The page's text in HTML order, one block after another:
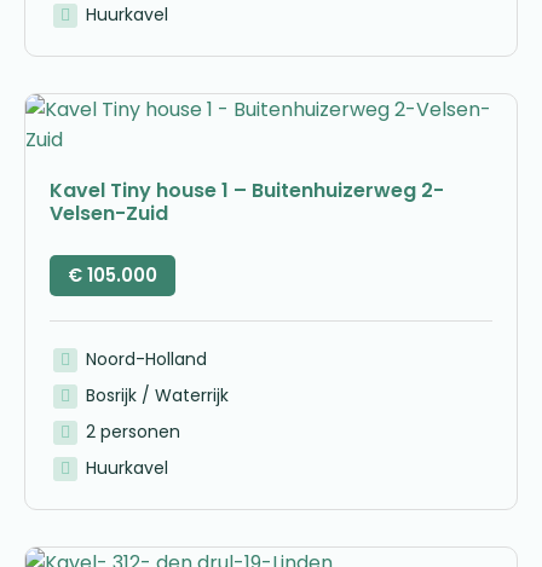
Huurkavel
Kavel Tiny house 1 – Buitenhuizerweg 2-
Velsen-Zuid
€105.000
Noord-Holland
Bosrijk / Waterrijk
2 personen
Huurkavel